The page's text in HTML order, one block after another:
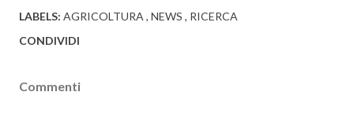
LABELS: AGRICOLTURA NEWS
RICERCA
CONDIVIDI
Commenti